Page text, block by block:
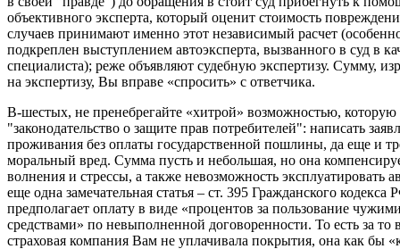
объективного эксперта, который оценит стоимость
случаев принимают именно этот независимый расчет
подкреплен выступлением автоэксперта, вызванного в суд в
специалиста); реже объявляют судебную экспертизу. Сумму,
на экспертизу, Вы вправе «спросить» с ответчика.
В-шестых, не пренебрегайте «хитрой» возможностью, которую
"законодательство о защите прав потребителей": написать
проживания без оплаты государственной пошлины, да еще и
моральный вред. Сумма пусть и небольшая, но она
волнения и стрессы, а также невозможность эксплуатировать
еще одна замечательная статья – ст. 395 Гражданского кодекса
предполагает оплату в виде «процентов за пользование
средствами» по невыполненной договоренности. То есть за то
страховая компания Вам не уплачивала покрытия, она как бы